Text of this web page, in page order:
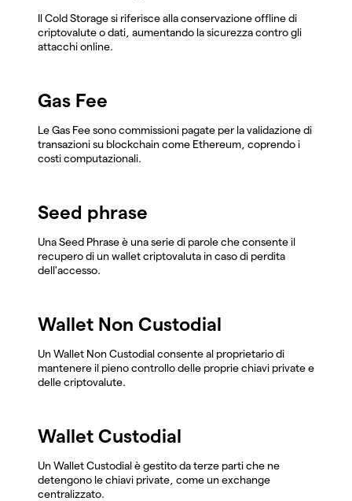
Il Cold Storage si riferisce alla conservazione offline di
criptovalute o dati, aumentando la sicurezza contro gli
attacchi online.
Gas Fee
Le Gas Fee sono commissioni pagate per la validazione di
transazioni su blockchain come Ethereum, coprendo i
costi computazionali.
Seed phrase
Una Seed Phrase è una serie di parole che consente il
recupero di un wallet criptovaluta in caso di perdita
dell'accesso.
Wallet Non Custodial
Un Wallet Non Custodial consente al proprietario di
mantenere il pieno controllo delle proprie chiavi private e
delle criptovalute.
Wallet Custodial
Un Wallet Custodial è gestito da terze parti che ne
detengono le chiavi private, come un exchange
centralizzato.